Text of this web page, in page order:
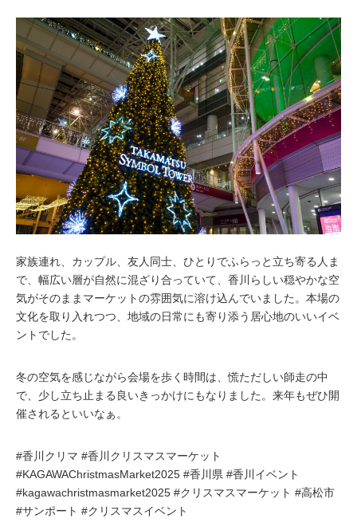
家族連れ、カップル、友人同士、ひとりでふらっと立ち寄る人ま
で、幅広い層が自然に混ざり合っていて、香川らしい穏やかな空
気がそのままマーケットの雰囲気に溶け込んでいました。本場の
文化を取り入れつつ、地域の日常にも寄り添う居心地のいいイベ
ントでした。
冬の空気を感じながら会場を歩く時間は、慌ただしい師走の中
で、少し立ち止まる良いきっかけにもなりました。来年もぜひ開
催されるといいなぁ。
#香川クリマ #香川クリスマスマーケット
#KAGAWAChristmasMarket2025 #香川県 #香川イベント
#kagawachristmasmarket2025 #クリスマスマーケット #高松市
#サンポート #クリスマスイベント